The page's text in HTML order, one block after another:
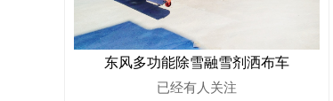
东风多功能除雪融雪剂洒布车
已经有人关注